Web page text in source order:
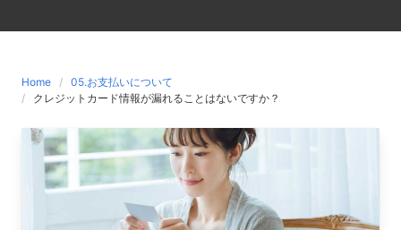
Home
05.お支払いについて
クレジットカード情報が漏れることはないですか？